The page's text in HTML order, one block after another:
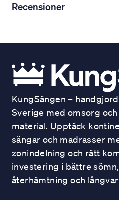
Recensioner
KungSängen –
Sverige med omsorg
material. Upptäck
sängar och madrasser
zonindelning och rätt
investering i bättre
återhämtning och